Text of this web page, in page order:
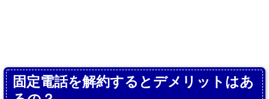
固定電話を解約するとデメリットはあ